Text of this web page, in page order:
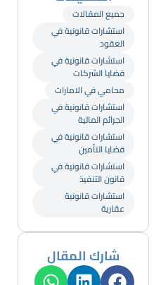
جميع المقالات
استشارات قانونية في
العقود
استشارات قانونية في
قضايا الشركات
محامي في الامارات
استشارات قانونية في
الجرائم المالية
استشارات قانونية في
قضايا التأمين
استشارات قانونية في
قانون التنفيذ
استشارات قانونية
عقارية
شارك المقال